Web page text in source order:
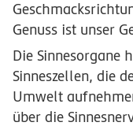
Genuss ist unser
Die Sinnesorgane
Sinneszellen, die
Umwelt
über die